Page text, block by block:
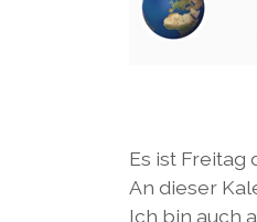
Es ist Freitag
An dieser
Ich bin auch